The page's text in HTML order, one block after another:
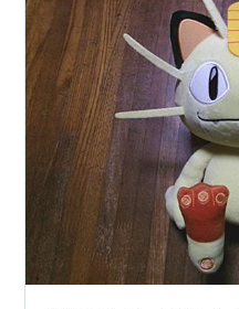
ロケット団のニャースが
になったニャース♀が「
われて訓練を積んだ結果で
その後ニャースは告白し
ポケモンは気持ち悪い」
CV:
犬山イヌコ
ゲームにおけるニャー
一般的なノーマルタイプ